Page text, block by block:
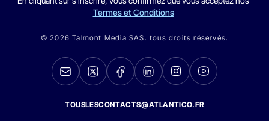
Termes et Conditions
© 2026 Talmont Media SAS. tous droits réservés.
TOUSLESCONTACTS@ATLANTICO.FR